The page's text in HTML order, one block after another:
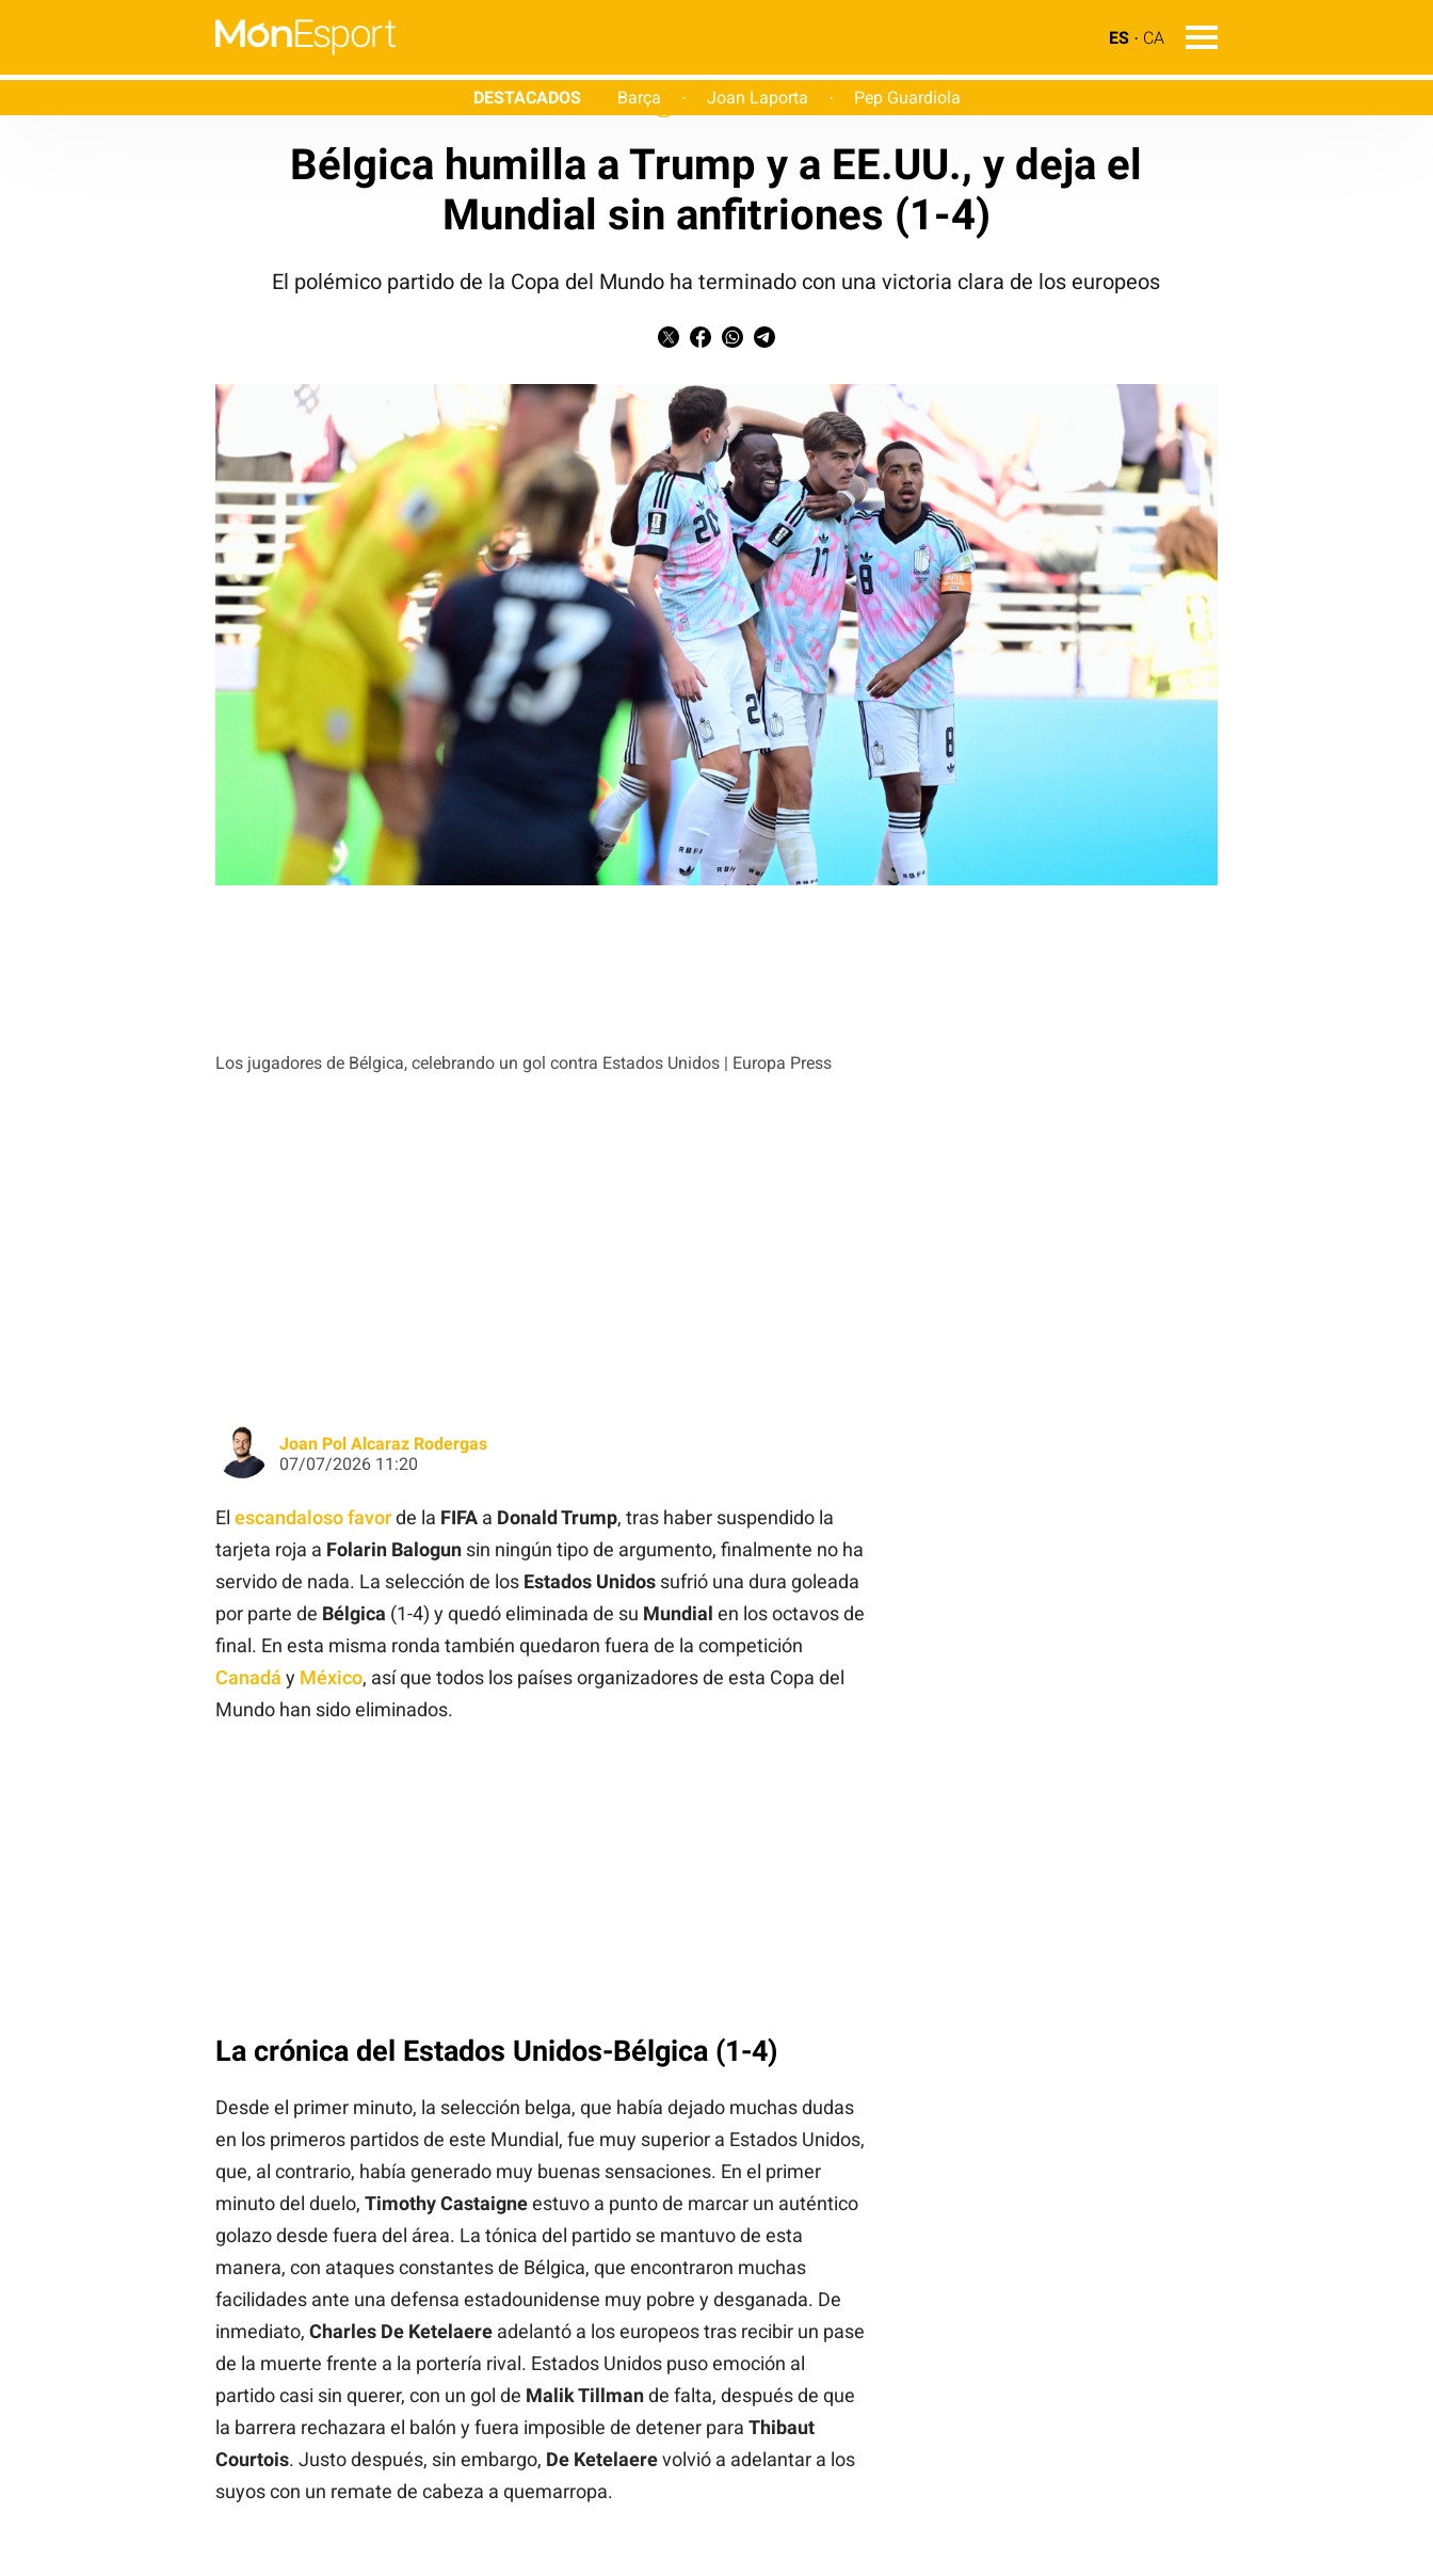
ES CA
DESTACADOS Barça · Joan Laporta · Pep Guardiola
Los jugadores de Bélgica, celebrando un gol contra Estados Unidos | Europa Press
Fútbol Internacional
Bélgica humilla a Trump y a EE.UU., y deja el
Mundial sin anfitriones (1-4)
El polémico partido de la Copa del Mundo ha terminado con una victoria clara de los europeos
Joan Pol Alcaraz Rodergas
07/07/2026 11:20
El escandaloso favorde la FIFAa Donald Trump, tras haber suspendido la
tarjeta roja a Folarin Balogunsin ningún tipo de argumento, finalmente no ha
servido de nada. La selección de los Estados Unidossufrió una dura goleada
por parte de Bélgica (1-4) y quedó eliminada de su Mundial en los octavos de
final. En esta misma ronda también quedaron fuera de la competición
Canadá y México, así que todos los países organizadores de esta Copa del
Mundo han sido eliminados.
La crónica del Estados Unidos-Bélgica (1-4)
Desde el primer minuto, la selección belga, que había dejado muchas dudas
en los primeros partidos de este Mundial, fue muy superior a Estados Unidos,
que, al contrario, había generado muy buenas sensaciones. En el primer
minuto del duelo, Timothy Castaigneestuvo a punto de marcar un auténtico
golazo desde fuera del área. La tónica del partido se mantuvo de esta
manera, con ataques constantes de Bélgica, que encontraron muchas
facilidades ante una defensa estadounidense muy pobre y desganada. De
inmediato, Charles De Ketelaereadelantó a los europeos tras recibir un pase
de la muerte frente a la portería rival. Estados Unidos puso emoción al
partido casi sin querer, con un gol de Malik Tillmande falta, después de que
la barrera rechazara el balón y fuera imposible de detener para Thibaut
Courtois. Justo después, sin embargo, De Ketelaerevolvió a adelantar a los
suyos con un remate de cabeza a quemarropa.